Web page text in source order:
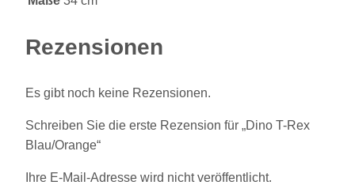
Rezensionen
Es gibt noch keine Rezensionen.
Schreiben Sie die erste Rezension für „Dino T-Rex
Blau/Orange“
Ihre E-Mail-Adresse wird nicht veröffentlicht.